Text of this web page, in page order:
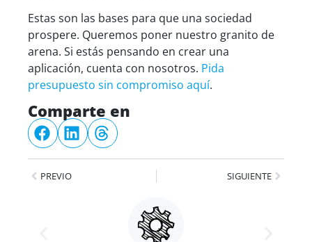
Estas son las bases para que una sociedad
prospere. Queremos poner nuestro granito de
arena. Si estás pensando en crear una
aplicación, cuenta con nosotros. Pida
presupuesto sin compromiso aquí.
Comparte en
PREVIO SIGUIENTE